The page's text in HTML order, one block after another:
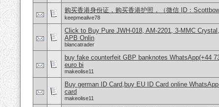
购买香港身份证，购买香港护照，（微信 ID：
keepmealive78
Click to Buy Pure JWH-018, AM-2201, 3-MMC
APB Onlin
blancatrader
buy fake counterfeit GBP banknotes WhatsApp(+44
euro bi
makeolise11
Buy german ID Card,buy EU ID Card online
card
makeolise11